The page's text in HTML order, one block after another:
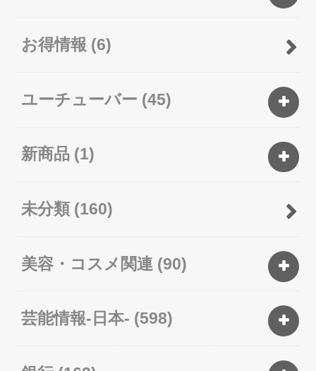
お得情報 (6)
ユーチューバー (45)
新商品 (1)
未分類 (160)
美容・コスメ関連 (90)
芸能情報-日本- (598)